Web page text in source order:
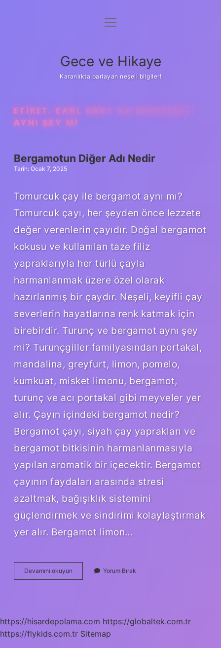
Anasayfa
Yasal Uyarı
menüyü
Gece ve Hikaye
Karanlıkta parlayan neşeli bilgiler!
ETIKET: EARL GREY ILE BERGAMOT
AYNI ŞEY MI
Bergamotun Diğer Adı Nedir
Tarih: Ocak 7, 2025
Tomurcuk çay ile bergamot aynı mı?
Tomurcuk çayı, her şeyden önce lezzete
değer verenlerin çayıdır. Doğal bergamot
kokusu ve kullanılan taze filiz
yapraklarıyla her türlü çayla
harmanlanmak üzere özel olarak
hazırlanmış bir çaydır. Neşeli, keyifli çay
severlerin hayatlarına renk katmak için
birebirdir. Turunç ve bergamot aynı şey
mi? Turunçgiller familyasından portakal,
mandalina, greyfurt, limon, pomelo,
kumkuat, misket limonu, bergamot,
turunç ve acı portakal gibi meyveler yer
alır. Çayın içindeki bergamot nedir?
Bergamot çayı, siyah çay yaprakları ve
bergamot bitkisinin harmanlanmasıyla
yapılan aromatik bir içecektir. Bergamot
çayının faydaları arasında stresi
azaltmak, bağışıklık sistemini
güçlendirmek ve sindirimi kolaylaştırmak
yer alır. Bergamot limon…
Devamını okuyun Bergamotun
Diğer
Yorum Bırak
https://hisardepolama.com https://globaltek.com.tr
https://flykids.com.tr Sitemap